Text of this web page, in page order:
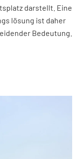
darstellt. Eine
lösung ist daher
Bedeutung.